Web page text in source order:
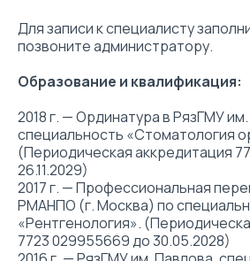
Для записи к специалисту
позвоните администратору.
Образование и квалификация:
2018 г. — Ординатура в РязГМУ
специальность «Стоматология
(Периодическая аккредитация
26.11.2029)
2017 г. — Профессиональная
РМАНПО (г. Москва) по
«Рентгенология».
7723 029955669 до 30.05.2028)